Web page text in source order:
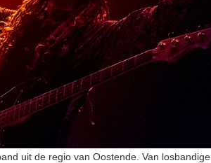
uit de regio van Oostende. Van losbandige